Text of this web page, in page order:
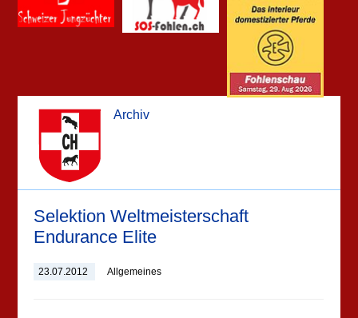
Archiv
Selektion Weltmeisterschaft
Endurance Elite
23.07.2012 Allgemeines